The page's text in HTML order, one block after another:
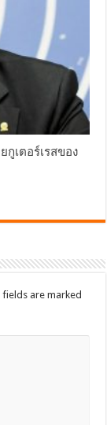
กูเตอร์เรสของ
fields are marked